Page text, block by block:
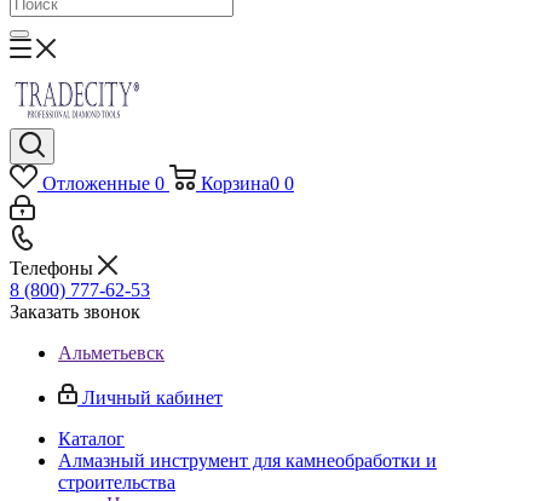
Отложенные 0 Корзина0 0
Телефоны
8 (800) 777-62-53
Заказать звонок
Альметьевск
Личный кабинет
Каталог
Алмазный инструмент для камнеобработки и
строительства